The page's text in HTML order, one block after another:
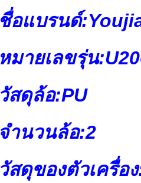
ชื่อแบรนด์:
หมายเลขรุ่น:
วัสดุล้อ:PU
จำนวนล้อ:2
วัสดุของตัวเครื่อ